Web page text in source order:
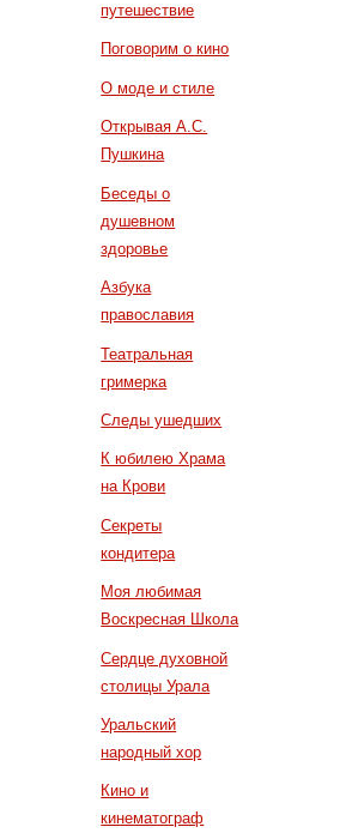
путешествие
Поговорим о кино
О моде и стиле
Открывая А.С.
Пушкина
Беседы о
душевном
здоровье
Азбука
православия
Театральная
гримерка
Следы ушедших
К юбилею Храма
на Крови
Секреты
кондитера
Моя любимая
Воскресная Школа
Сердце духовной
столицы Урала
Уральский
народный хор
Кино и
кинематограф